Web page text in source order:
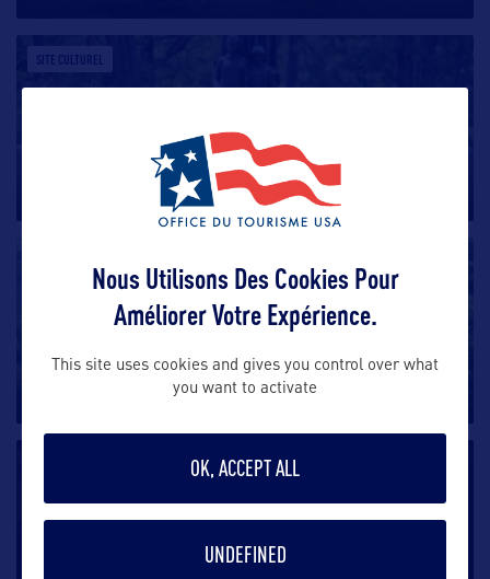
SITE CULTUREL
Andersonville National Historic Site
Le Camp d’Andersonville est un site historique
national qui commémore…
Trail of Tears National Historic Trail
Trail of Tears National Historic Trail représente le
déplacement de plusieurs …
National Infantry Museum and Soldier Center
Le Musée National d’Infanterie de Columbus présente
Nous Utilisons Des Cookies Pour
Améliorer Votre Expérience.
This site uses cookies and gives you control over what
you want to activate
OK, ACCEPT ALL
UNDEFINED